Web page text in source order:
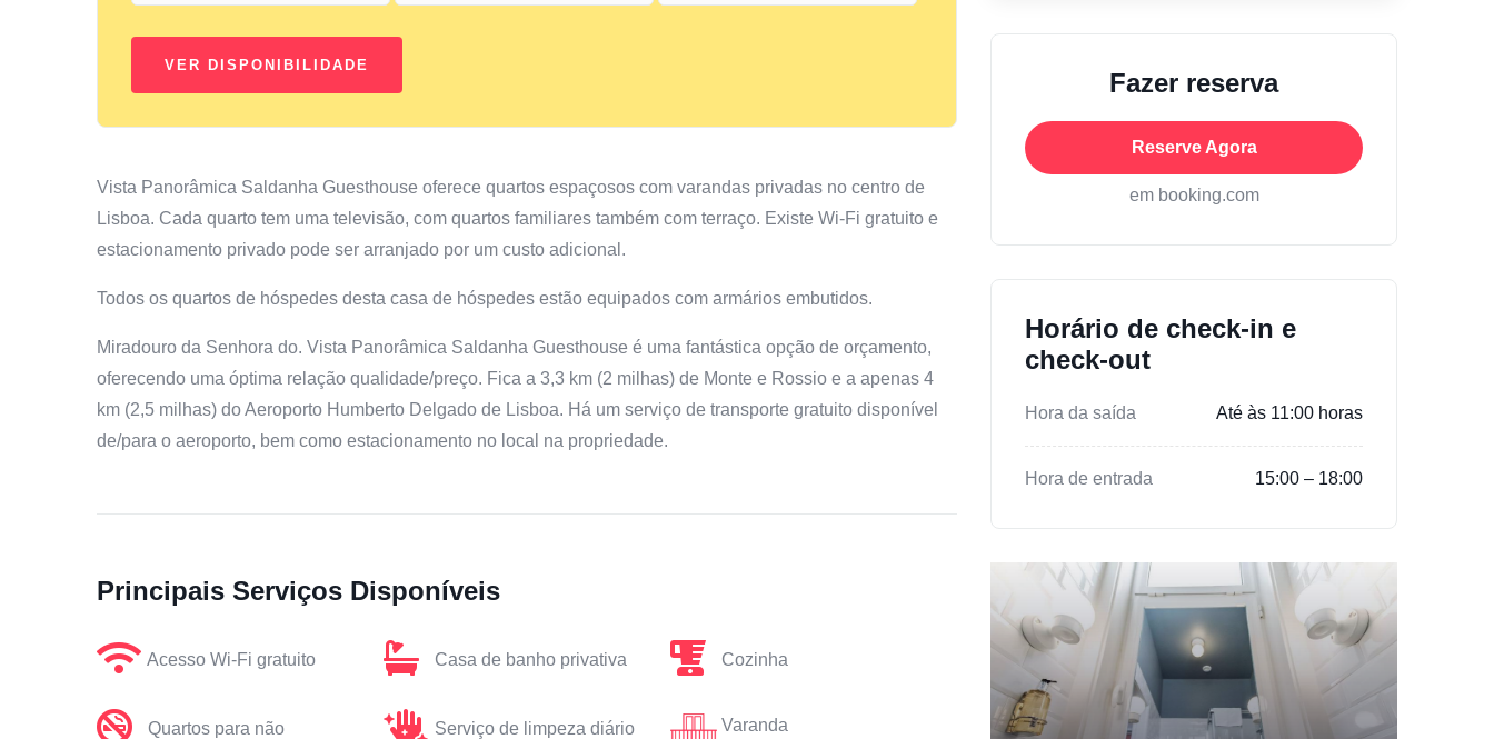
Vista Panorâmica Saldanha Guesthouse oferece quartos espaçosos com varandas privadas no centro de
Lisboa. Cada quarto tem uma televisão, com quartos familiares também com terraço. Existe Wi-Fi gratuito e
estacionamento privado pode ser arranjado por um custo adicional.
Todos os quartos de hóspedes desta casa de hóspedes estão equipados com armários embutidos.
Miradouro da Senhora do. Vista Panorâmica Saldanha Guesthouse é uma fantástica opção de orçamento,
oferecendo uma óptima relação qualidade/preço. Fica a 3,3 km (2 milhas) de Monte e Rossio e a apenas 4
km (2,5 milhas) do Aeroporto Humberto Delgado de Lisboa. Há um serviço de transporte gratuito disponível
de/para o aeroporto, bem como estacionamento no local na propriedade.
Principais Serviços Disponíveis
Acesso Wi-Fi gratuito Casa de banho privativa Cozinha
Quartos para não
Serviço de limpeza diário Varanda
Fazer reserva
Reserve Agora
em booking.com
Horário de check-in e
check-out
Hora da saída Até às 11:00 horas
Hora de entrada 15:00 – 18:00